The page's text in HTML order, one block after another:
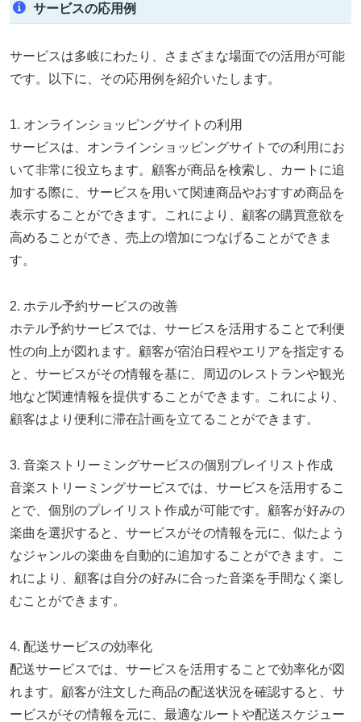
サービスの応用例
サービスは多岐にわたり、さまざまな場面での活用が可能
です。以下に、その応用例を紹介いたします。
1. オンラインショッピングサイトの利用
サービスは、オンラインショッピングサイトでの利用にお
いて非常に役立ちます。顧客が商品を検索し、カートに追
加する際に、サービスを用いて関連商品やおすすめ商品を
表示することができます。これにより、顧客の購買意欲を
高めることができ、売上の増加につなげることができま
す。
2. ホテル予約サービスの改善
ホテル予約サービスでは、サービスを活用することで利便
性の向上が図れます。顧客が宿泊日程やエリアを指定する
と、サービスがその情報を基に、周辺のレストランや観光
地など関連情報を提供することができます。これにより、
顧客はより便利に滞在計画を立てることができます。
3. 音楽ストリーミングサービスの個別プレイリスト作成
音楽ストリーミングサービスでは、サービスを活用するこ
とで、個別のプレイリスト作成が可能です。顧客が好みの
楽曲を選択すると、サービスがその情報を元に、似たよう
なジャンルの楽曲を自動的に追加することができます。こ
れにより、顧客は自分の好みに合った音楽を手間なく楽し
むことができます。
4. 配送サービスの効率化
配送サービスでは、サービスを活用することで効率化が図
れます。顧客が注文した商品の配送状況を確認すると、サ
ービスがその情報を元に、最適なルートや配送スケジュー